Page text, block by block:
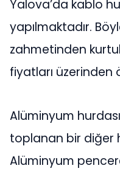
Yalova’da kablo
yapılmaktadır.
zahmetinden
fiyatları üzerinden
Alüminyum
toplanan bir diğer
Alüminyum